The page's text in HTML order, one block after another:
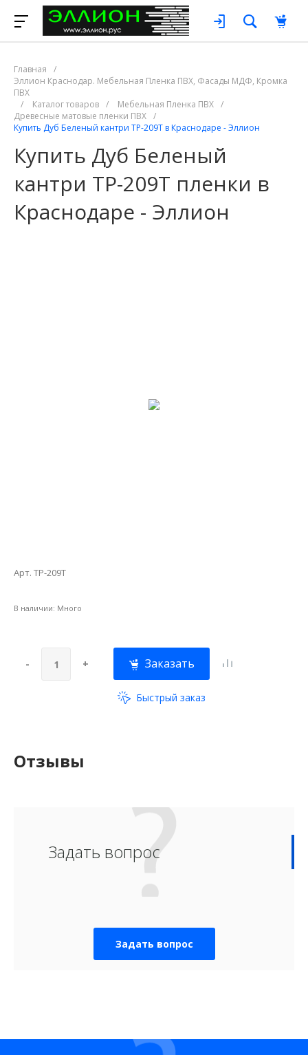
Главная
/
Эллион Краснодар. Мебельная Пленка ПВХ, Фасады МДФ, Кромка
ПВХ
/
Каталог товаров / Мебельная Пленка ПВХ /
Древесные матовые пленки ПВХ /
Купить Дуб Беленый кантри ТР-209Т в Краснодаре - Эллион
Купить Дуб Беленый
кантри ТР-209Т пленки в
Краснодаре - Эллион
Арт. ТР-209Т
В наличии: Много
- + Заказать
Быстрый заказ
Отзывы
Задать вопрос
Задать вопрос